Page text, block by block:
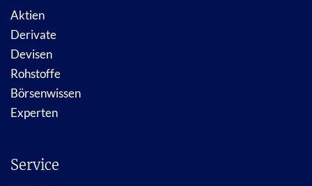
Aktien
Derivate
Devisen
Rohstoffe
Börsenwissen
Experten
Service